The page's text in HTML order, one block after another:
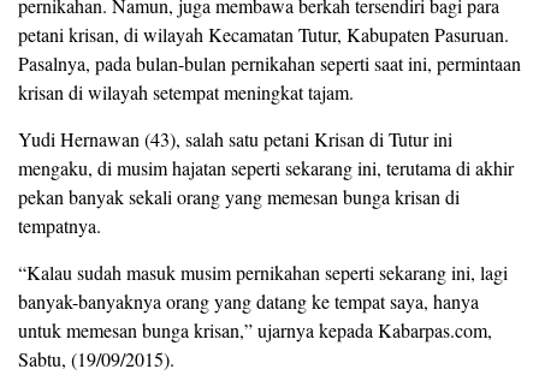
pernikahan. Namun, juga membawa berkah tersendiri bagi para
petani krisan, di wilayah Kecamatan Tutur, Kabupaten Pasuruan.
Pasalnya, pada bulan-bulan pernikahan seperti saat ini, permintaan
krisan di wilayah setempat meningkat tajam.
Yudi Hernawan (43), salah satu petani Krisan di Tutur ini
mengaku, di musim hajatan seperti sekarang ini, terutama di akhir
pekan banyak sekali orang yang memesan bunga krisan di
tempatnya.
“Kalau sudah masuk musim pernikahan seperti sekarang ini, lagi
banyak-banyaknya orang yang datang ke tempat saya, hanya
untuk memesan bunga krisan,” ujarnya kepada Kabarpas.com,
Sabtu, (19/09/2015).